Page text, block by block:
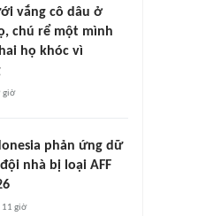
vắng cô dâu ở
chú rể một mình
họ khóc vì
giờ
phản ứng dữ
nhà bị loại AFF
11 giờ